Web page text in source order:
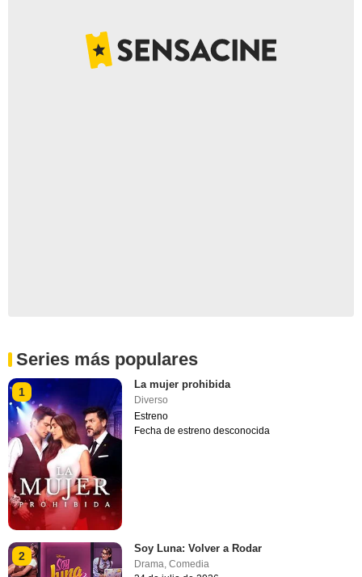
Series más populares
1
La mujer prohibida
Diverso
Estreno
Fecha de estreno desconocida
2
Soy Luna: Volver a Rodar
Drama,Comedia